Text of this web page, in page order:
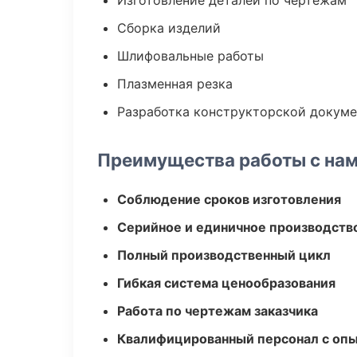
Сборка изделий
Шлифовальные работы
Плазменная резка
Разработка конструкторской
Преимущества работы с
Соблюдение сроков изготовления
Серийное и единичное
Полный производственный цикл
Гибкая система ценообразования
Работа по чертежам заказчика
Квалифицированный персонал с